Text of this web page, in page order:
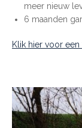
meer nieuw
6 maanden
Klik hier voor